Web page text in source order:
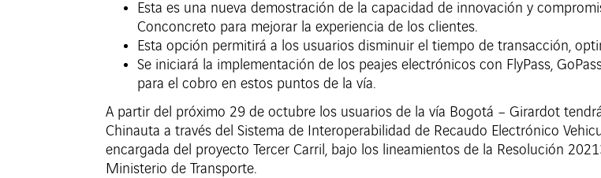
Esta es una nueva demostración de la capacidad de innovación y
Conconcreto para mejorar la experiencia de los clientes.
Esta opción permitirá a los usuarios disminuir el tiempo de transacción,
Se iniciará la implementación de los peajes electrónicos con FlyPass,
para el cobro en estos puntos de la vía.
A partir del próximo 29 de octubre los usuarios de la vía Bogotá – Girardot
Chinauta a través del Sistema de Interoperabilidad de Recaudo Electrónico
encargada del proyecto Tercer Carril, bajo los lineamientos de la Resolución
Ministerio de Transporte.